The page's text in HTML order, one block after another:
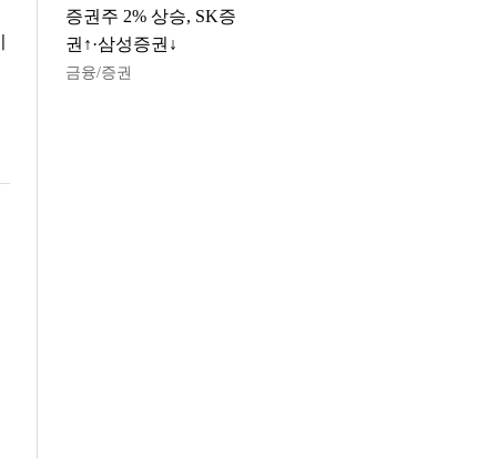
증권주 2% 상승, SK증
권↑·삼성증권↓
금융/증권